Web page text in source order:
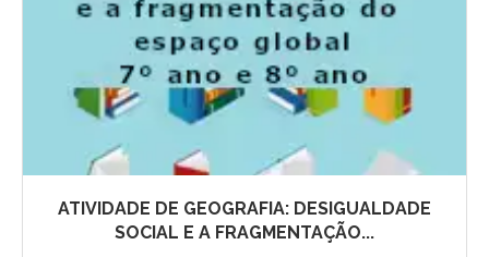
ATIVIDADE DE GEOGRAFIA: DESIGUALDADE
SOCIAL E A FRAGMENTAÇÃO...